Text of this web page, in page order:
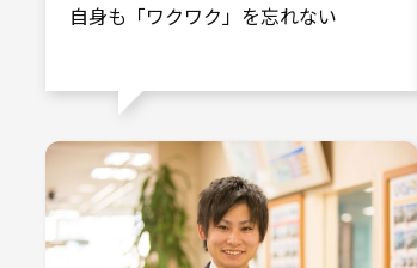
自身も「ワクワク」を忘れない